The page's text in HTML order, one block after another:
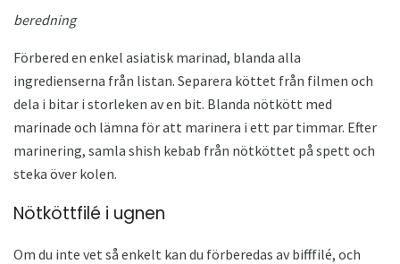
beredning
Förbered en enkel asiatisk marinad, blanda alla
ingredienserna från listan. Separera köttet från filmen och
dela i bitar i storleken av en bit. Blanda nötkött med
marinade och lämna för att marinera i ett par timmar. Efter
marinering, samla shish kebab från nötköttet på spett och
steka över kolen.
Nötköttfilé i ugnen
Om du inte vet så enkelt kan du förberedas av bifffilé, och